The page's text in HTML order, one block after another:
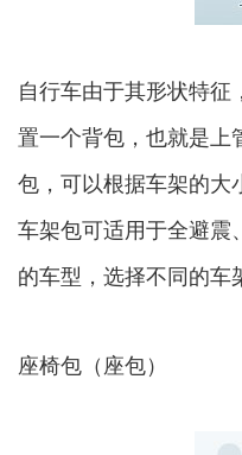
自行车由于其形状特征
置一个背包，也就是上
包，可以根据车架的大
车架包可适用于全避震
的车型，选择不同的车
座椅包（座包）